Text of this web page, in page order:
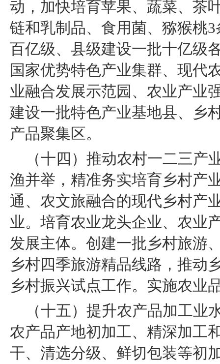
动，加快培育苹果、蔬菜、茶
链和乳制品、食用菌、猕猴桃
百亿级、县级建设一批十亿级
国家优势特色产业集群、现代
业融合发展示范园、农业产业
建设一批特色产业基地县、乡
产品聚集区。
（十四）推动农村一二三
渔并举，精准务实培育乡村产
通、农文旅融合的现代乡村产
业。培育农业龙头企业、农业
发展主体。创建一批乡村旅游
乡村四季旅游精品线路，推动
乡村振兴试点工作。实施农业
（十五）提升农产品加工
农产品产地初加工、精深加工
干、清选分级、鲜切包装等初